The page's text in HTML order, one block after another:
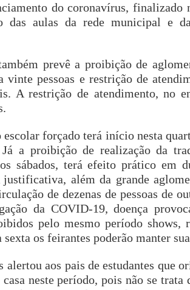
do coronavírus, finalizado
das aulas da rede municipal e
prevê a proibição de
vinte pessoas e restrição de
A restrição de atendimento, no
escolar forçado terá início nesta
a proibição de realização da
sábados, terá efeito prático em
além da grande
de dezenas de pessoas de
da COVID-19, doença
pelo mesmo período shows,
sexta os feirantes poderão manter
alertou aos pais de estudantes que
neste período, pois não se